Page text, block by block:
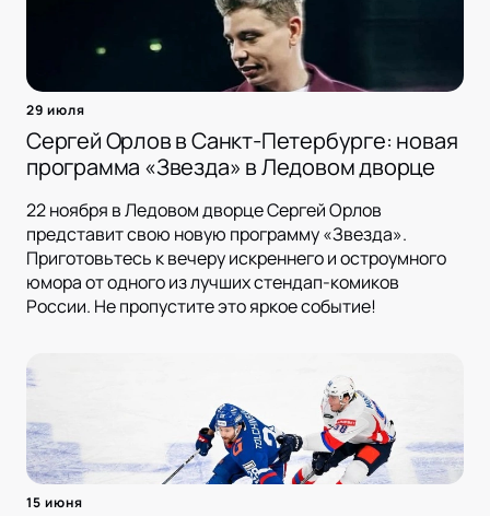
29 июля
Сергей Орлов в Санкт-Петербурге: новая
программа «Звезда» в Ледовом дворце
22 ноября в Ледовом дворце Сергей Орлов
представит свою новую программу «Звезда».
Приготовьтесь к вечеру искреннего и остроумного
юмора от одного из лучших стендап-комиков
России. Не пропустите это яркое событие!
15 июня